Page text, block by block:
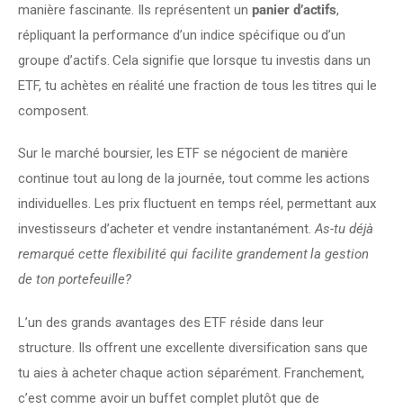
manière fascinante. Ils représentent un panier d’actifs,
répliquant la performance d’un indice spécifique ou d’un
groupe d’actifs. Cela signifie que lorsque tu investis dans un
ETF, tu achètes en réalité une fraction de tous les titres qui le
composent.
Sur le marché boursier, les ETF se négocient de manière
continue tout au long de la journée, tout comme les actions
individuelles. Les prix fluctuent en temps réel, permettant aux
investisseurs d’acheter et vendre instantanément. As-tu déjà
remarqué cette flexibilité qui facilite grandement la gestion
de ton portefeuille?
L’un des grands avantages des ETF réside dans leur
structure. Ils offrent une excellente diversification sans que
tu aies à acheter chaque action séparément. Franchement,
c’est comme avoir un buffet complet plutôt que de